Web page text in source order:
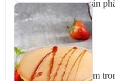
Chưa có sản
Giỏ hàng
Chưa có sản phẩm